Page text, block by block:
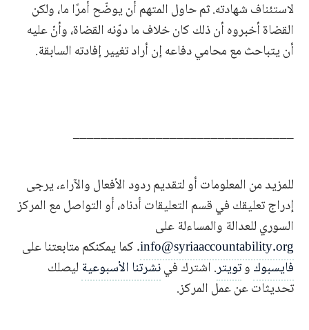
لاستئناف شهادته. ثم حاول المتهم أن يوضّح أمرًا ما، ولكن
القضاة أخبروه أن ذلك كان خلاف ما دوّنه القضاة، وأنّ عليه
أن يتباحث مع محامي دفاعه إن أراد تغيير إفادته السابقة.
________________________________
للمزيد من المعلومات أو لتقديم ردود الأفعال والآراء، يرجى
إدراج تعليقك في قسم التعليقات أدناه، أو التواصل مع المركز
السوري للعدالة والمساءلة على
info@syriaaccountability.org. كما يمكنكم متابعتنا على
فايسبوكوتويتر. اشترك فينشرتنا الأسبوعية ليصلك
تحديثات عن عمل المركز.